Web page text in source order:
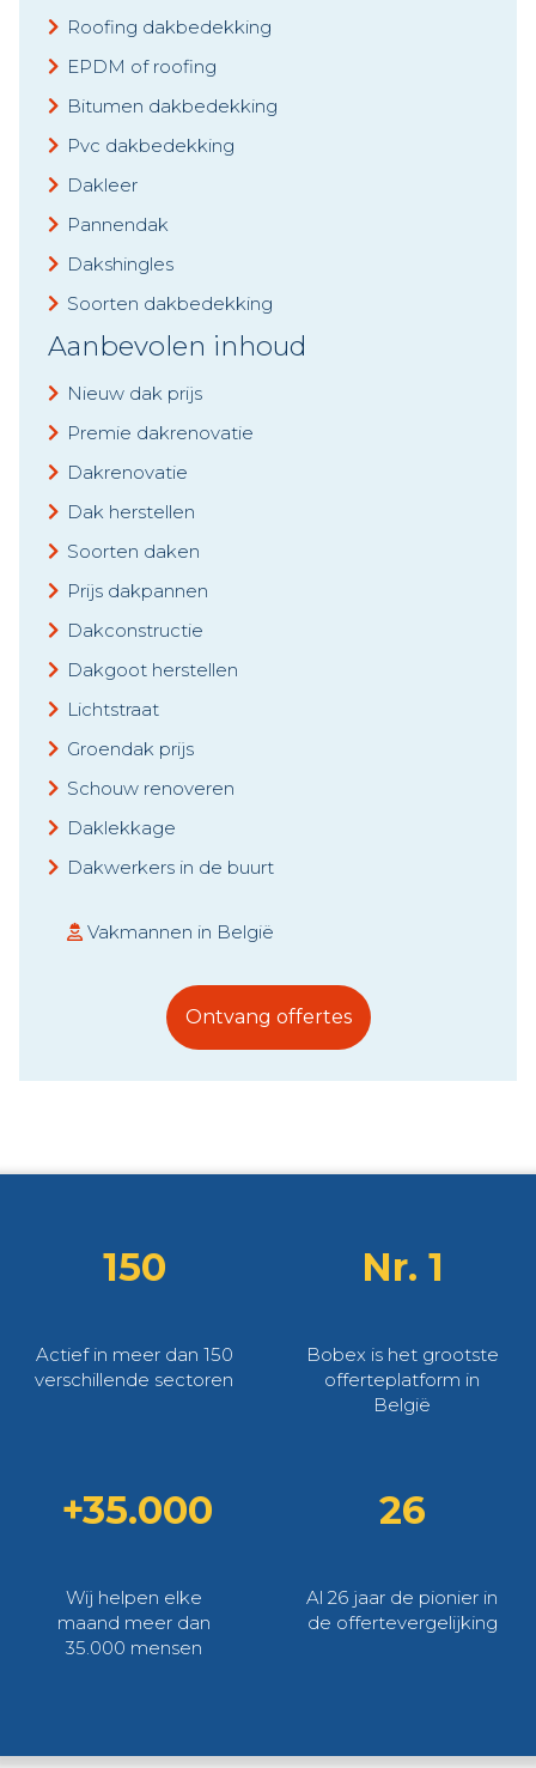
Roofing dakbedekking
EPDM of roofing
Bitumen dakbedekking
Pvc dakbedekking
Dakleer
Pannendak
Dakshingles
Soorten dakbedekking
Aanbevolen inhoud
Nieuw dak prijs
Premie dakrenovatie
Dakrenovatie
Dak herstellen
Soorten daken
Prijs dakpannen
Dakconstructie
Dakgoot herstellen
Lichtstraat
Groendak prijs
Schouw renoveren
Daklekkage
Dakwerkers in de buurt
Vakmannen in België
Ontvang offertes
150
Actief in meer dan 150
verschillende sectoren
Nr. 1
Bobex is het grootste
offerteplatform in
België
+35.000
Wij helpen elke
maand meer dan
35.000 mensen
26
Al 26 jaar de pionier in
de offertevergelijking